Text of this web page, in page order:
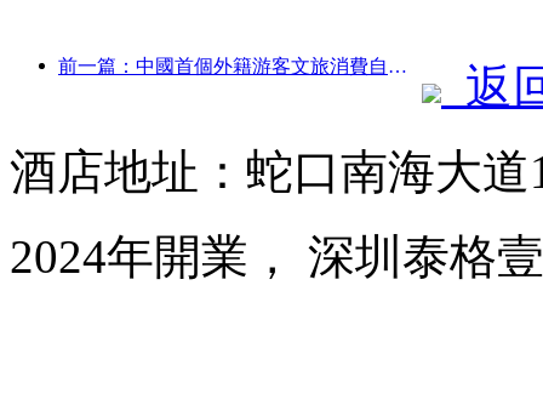
前一篇：中國首個外籍游客文旅消費自助系統在滬啟動
返
酒店地址：蛇口南海大
2024年開業， 深圳泰